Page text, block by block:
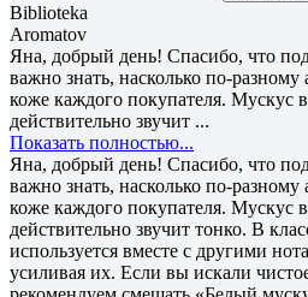
Biblioteka
Aromatov
Яна, добрый день! Спасибо, что
важно знать, насколько по-
коже каждого покупателя. Мускус
действительно звучит ...
Показать полностью...
Яна, добрый день! Спасибо, что
важно знать, насколько по-
коже каждого покупателя. Мускус
действительно звучит тонко. В
используется вместе с другими
усиливая их. Если вы искали